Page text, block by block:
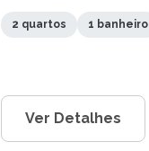
2 quartos 1 banheiro
Ver Detalhes